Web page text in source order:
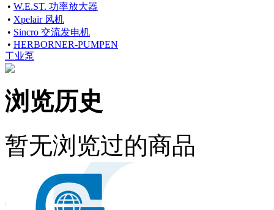
• W.E.ST. 功率放大器
• Xpelair 风机
• Sincro 交流发电机
• HERBORNER-PUMPEN
工业泵
浏览历史
暂无浏览过的商品